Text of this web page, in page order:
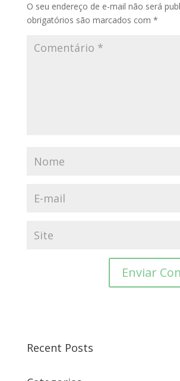
O seu endereço de e-mail não será
obrigatórios são marcados com *
Recent Posts